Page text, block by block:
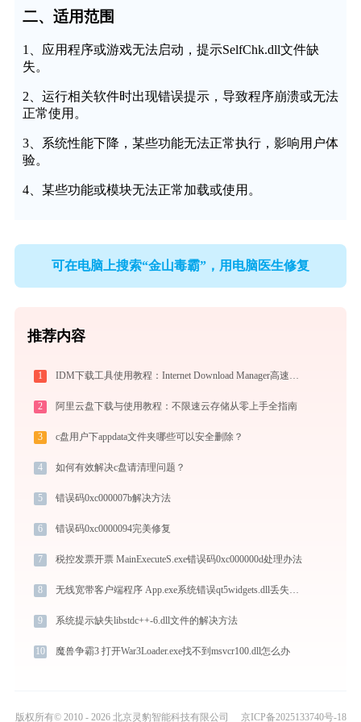
二、适用范围
1、应用程序或游戏无法启动，提示SelfChk.dll文件缺
失。
2、运行相关软件时出现错误提示，导致程序崩溃或无法
正常使用。
3、系统性能下降，某些功能无法正常执行，影响用户体
验。
4、某些功能或模块无法正常加载或使用。
可在电脑上搜索“金山毒霸”，用电脑医生修复
推荐内容
1 IDM下载工具使用教程：Internet Download Manager高速下载与视频抓取完全指南
2 阿里云盘下载与使用教程：不限速云存储从零上手全指南
3 c盘用户下appdata文件夹哪些可以安全删除？
4 如何有效解决c盘请清理问题？
5 错误码0xc000007b解决方法
6 错误码0xc0000094完美修复
7 税控发票开票 MainExecuteS.exe错误码0xc000000d处理办法
8 无线宽带客户端程序 App.exe系统错误qt5widgets.dll丢失如何解决
9 系统提示缺失libstdc++-6.dll文件的解决方法
10 魔兽争霸3 打开War3Loader.exe找不到msvcr100.dll怎么办
版权所有© 2010 - 2026 北京灵豹智能科技有限公司 京ICP备2025133740号-18